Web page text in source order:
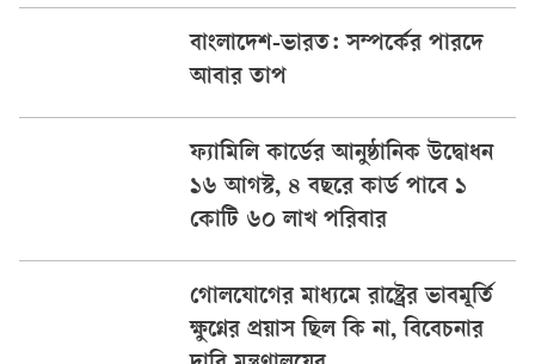
বাংলাদেশ-ভারত: সম্পর্কের পারদে
আবার তাপ
ফ্যামিলি কার্ডের আনুষ্ঠানিক উদ্বোধন
১৬ আগস্ট, ৪ বছরে কার্ড পাবে ১
কোটি ৬০ লাখ পরিবার
গোলযোগের মাধ্যমে রাষ্ট্রের ভাবমূর্তি
ক্ষুণ্নের প্রয়াস ছিল কি না, বিবেচনার